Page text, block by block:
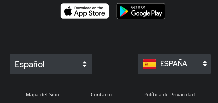
Español ESPAÑA
Mapa del Sitio Contacto Política de Privacidad